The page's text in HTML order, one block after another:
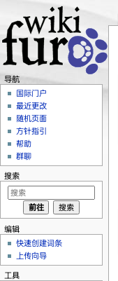
导航
国际门户
最近更改
随机页面
方针指引
帮助
群聊
搜索
编辑
快速创建词条
上传向导
工具